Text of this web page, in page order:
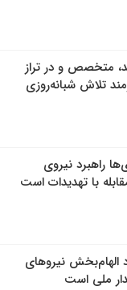
متخصص و در تراز
تلاش شبانه‌روزی
راهبرد نیروی
با تهدیدات است
نیروهای
ملی است